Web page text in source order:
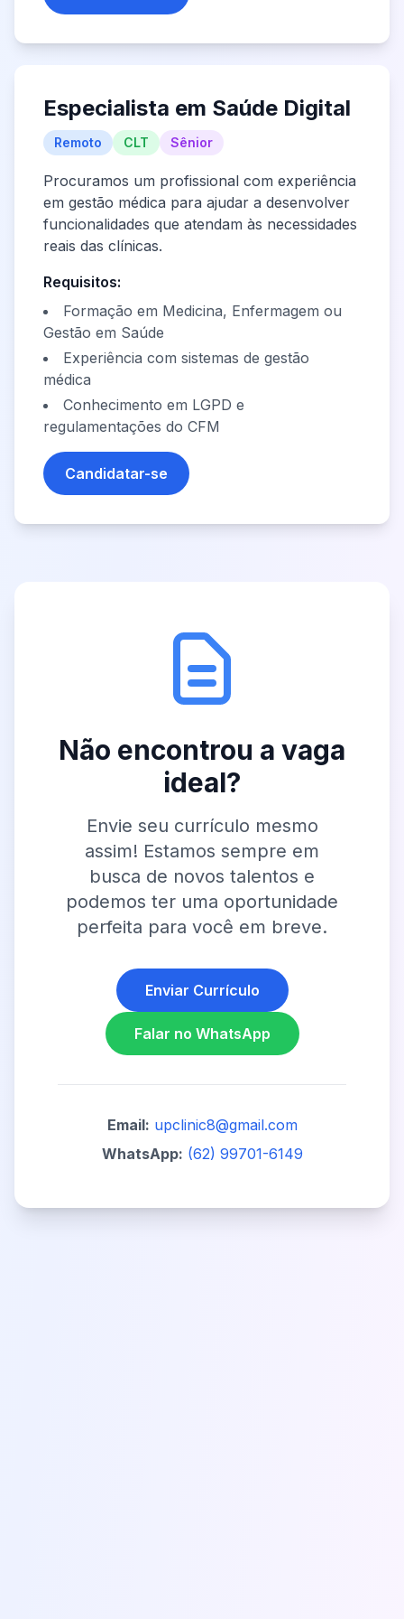
Especialista em Saúde Digital
Remoto CLT Sênior
Procuramos um profissional com experiência
em gestão médica para ajudar a desenvolver
funcionalidades que atendam às necessidades
reais das clínicas.
Requisitos:
Formação em Medicina, Enfermagem ou
Gestão em Saúde
Experiência com sistemas de gestão
médica
Conhecimento em LGPD e
regulamentações do CFM
Candidatar-se
Não encontrou a vaga
ideal?
Envie seu currículo mesmo
assim! Estamos sempre em
busca de novos talentos e
podemos ter uma oportunidade
perfeita para você em breve.
Enviar Currículo
Falar no WhatsApp
Email: upclinic8@gmail.com
WhatsApp: (62) 99701-6149